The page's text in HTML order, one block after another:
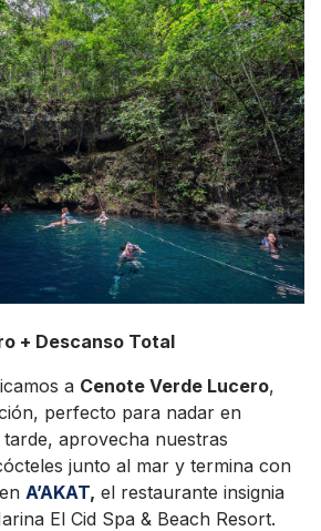
+ Descanso Total
a Cenote Verde Lucero,
perfecto para nadar en
aprovecha nuestras
junto al mar y termina con
A’AKAT, el restaurante insignia
El Cid Spa & Beach Resort.